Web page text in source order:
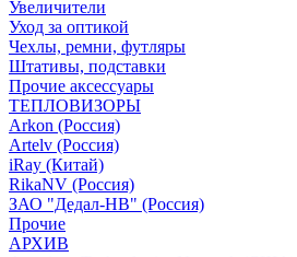
Увеличители
Уход за оптикой
Чехлы, ремни, футляры
Штативы, подставки
Прочие аксессуары
ТЕПЛОВИЗОРЫ
Arkon (Россия)
Artelv (Россия)
iRay (Китай)
RikaNV (Россия)
ЗАО "Дедал-НВ" (Россия)
Прочие
АРХИВ